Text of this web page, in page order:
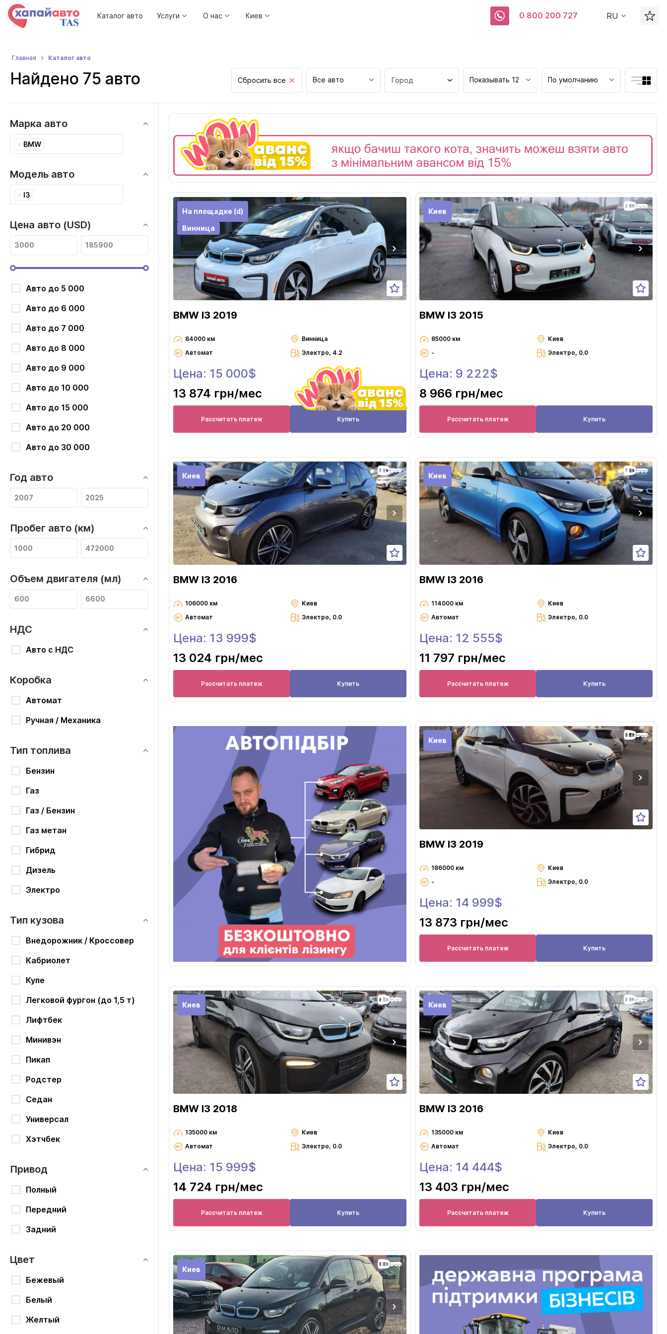
Каталог авто Услуги О нас Киев 0 800 200 727 RU
Главная Каталог авто
Найдено 75 авто Сбросить все Все авто Город
Днепр
Запорожье
Ивано-Франковск
Кропивницкий
Львов
Николаев
Одесса
Полтава
Ровно
Хмельницкий
Черкассы
Черновцы
Показывать 12 По умолчанию
Марка авто
× BMW
Модель авто
× I3
Цена авто (USD)
Авто до 5 000
Авто до 6 000
Авто до 7 000
Авто до 8 000
Авто до 9 000
Авто до 10 000
Авто до 15 000
Авто до 20 000
Авто до 30 000
Год авто
Пробег авто (км)
Объем двигателя (мл)
НДС
Авто с НДС
Коробка
Автомат
Ручная / Механика
Тип топлива
Бензин
Газ
Газ / Бензин
Газ метан
Гибрид
Дизель
Электро
Тип кузова
Внедорожник / Кроссовер
Кабриолет
Купе
Легковой фургон (до 1,5 т)
Лифтбек
Минивэн
Пикап
Родстер
Седан
Универсал
Хэтчбек
Привод
Полный
Передний
Задний
Цвет
Бежевый
Белый
Желтый
На площадке (d)
Винница
BMW I3 2019
84000 км
Винница
Автомат
Электро, 4.2
Цена: 15 000$
13 874 грн/мес
Рассчитать платеж Купить
Киев
BMW I3 2015
85000 км
Киев
-
Электро, 0.0
Цена: 9 222$
8 966 грн/мес
Рассчитать платеж Купить
Киев
BMW I3 2016
106000 км
Киев
Автомат
Электро, 0.0
Цена: 13 999$
13 024 грн/мес
Рассчитать платеж Купить
Киев
BMW I3 2016
114000 км
Киев
Автомат
Электро, 0.0
Цена: 12 555$
11 797 грн/мес
Рассчитать платеж Купить
Киев
BMW I3 2019
186000 км
Киев
-
Электро, 0.0
Цена: 14 999$
13 873 грн/мес
Рассчитать платеж Купить
Киев
BMW I3 2018
135000 км
Киев
Автомат
Электро, 0.0
Цена: 15 999$
14 724 грн/мес
Рассчитать платеж Купить
Киев
BMW I3 2016
135000 км
Киев
Автомат
Электро, 0.0
Цена: 14 444$
13 403 грн/мес
Рассчитать платеж Купить
Киев